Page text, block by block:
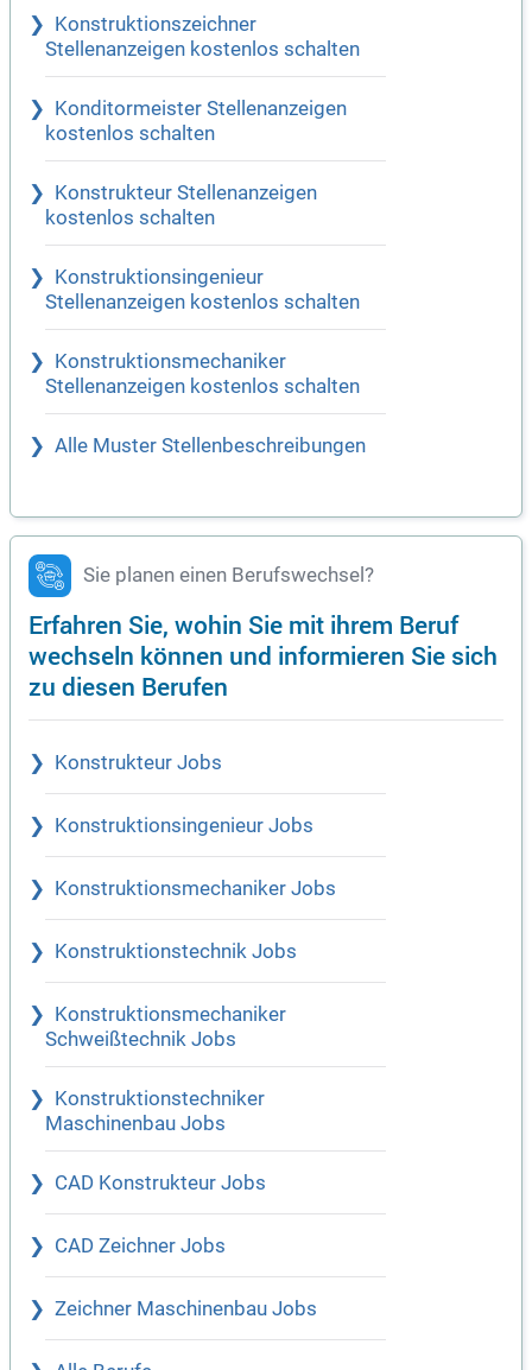
Konstruktionszeichner
Stellenanzeigen kostenlos schalten
Konditormeister Stellenanzeigen
kostenlos schalten
Konstrukteur Stellenanzeigen
kostenlos schalten
Konstruktionsingenieur
Stellenanzeigen kostenlos schalten
Konstruktionsmechaniker
Stellenanzeigen kostenlos schalten
Alle Muster Stellenbeschreibungen
Sie planen einen Berufswechsel?
Erfahren Sie, wohin Sie mit ihrem Beruf
wechseln können und informieren Sie sich
zu diesen Berufen
Konstrukteur Jobs
Konstruktionsingenieur Jobs
Konstruktionsmechaniker Jobs
Konstruktionstechnik Jobs
Konstruktionsmechaniker
Schweißtechnik Jobs
Konstruktionstechniker
Maschinenbau Jobs
CAD Konstrukteur Jobs
CAD Zeichner Jobs
Zeichner Maschinenbau Jobs